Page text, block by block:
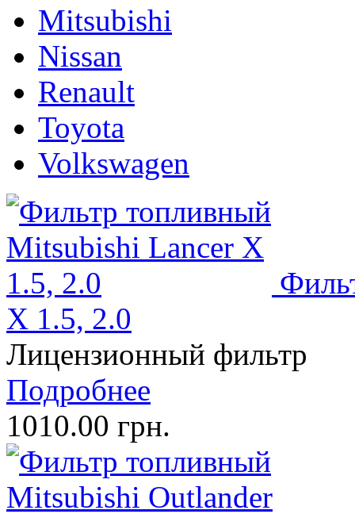
Mitsubishi
Nissan
Renault
Toyota
Volkswagen
X 1.5, 2.0
Лицензионный фильтр
Подробнее
1010.00 грн.